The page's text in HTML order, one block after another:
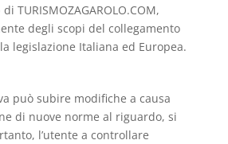
TURISMOZAGAROLO.COM,
degli scopi del collegamento
legislazione Italiana ed Europea.
può subire modifiche a causa
di nuove norme al riguardo, si
l’utente a controllare